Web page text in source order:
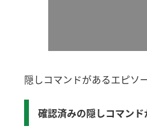
隠しコマンドがあるエピソ
確認済みの隠しコマン